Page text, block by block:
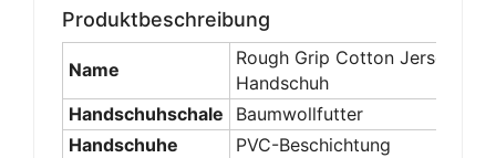
Produktbeschreibung
Name
Rough Grip Cotton Jersey
Handschuh
Handschuhschale
Baumwollfutter
Handschuhe
PVC-Beschichtung